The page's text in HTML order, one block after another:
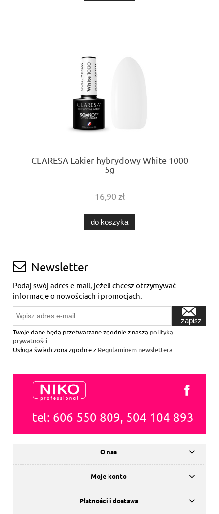
CLARESA Lakier hybrydowy White 1000
5g
16,90 zł
do koszyka
Newsletter
Podaj swój adres e-mail, jeżeli chcesz otrzymywać
informacje o nowościach i promocjach.
zapisz
Twoje dane będą przetwarzane zgodnie z naszą polityką
prywatności
Usługa świadczona zgodnie z Regulaminem newslettera
tel: 606 550 809, 504 104 893
O nas
Moje konto
Płatności i dostawa